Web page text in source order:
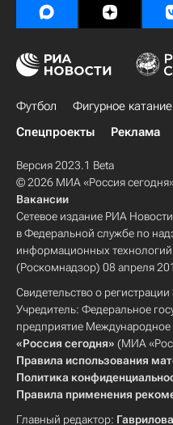
Футбол Фигурное катание
Спецпроекты
Реклама
Версия 2023.1 Beta
© 2026 МИА «Россия
Вакансии
Сетевое издание РИА
в Федеральной службе по
информационных
(Роскомнадзор) 08 апреля
Свидетельство о
Учредитель: Федеральное
предприятие
«Россия сегодня» (МИА
Правила использования
Политика
Правила применения
Главный редактор: